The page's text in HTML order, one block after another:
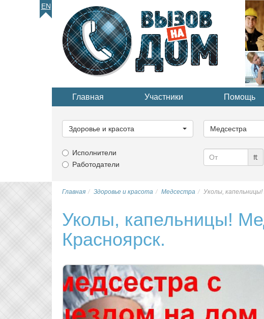
EN
Главная Участники Помощь
категорию...
Здоровье и красота
категорию...
Медсестра
Исполнители
Работодатели
₶
Главная Здоровье и красота Медсестра Уколы,
Уколы, капельницы!
Красноярск.